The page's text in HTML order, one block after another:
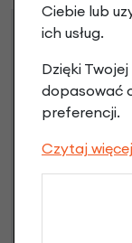
Raty
Dostępne
Jak kupić na
Ciebie lub
ich usług.
Dzięki
dopasować
preferencji.
Czytaj więcej